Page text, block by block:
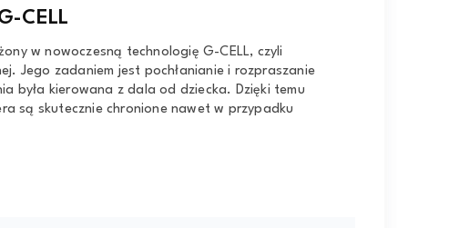
CELL
w nowoczesną technologię G-CELL, czyli
Jego zadaniem jest pochłanianie i rozpraszanie
była kierowana z dala od dziecka. Dzięki temu
są skutecznie chronione nawet w przypadku